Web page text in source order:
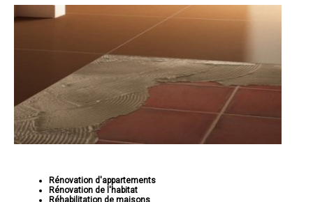
Rénovation d'appartements
Rénovation de l'habitat
Réhabilitation de maisons